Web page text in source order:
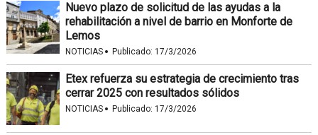
Nuevo plazo de solicitud de las ayudas a la
rehabilitación a nivel de barrio en Monforte de
Lemos
NOTICIAS · Publicado: 17/3/2026
Etex refuerza su estrategia de crecimiento tras
cerrar 2025 con resultados sólidos
NOTICIAS · Publicado: 17/3/2026